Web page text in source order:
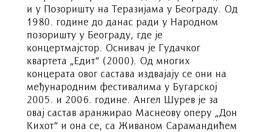
и у Позоришту на Теразијама у Београду. Од
1980. године до данас ради у Народном
позоришту у Београду, где је
концертмајстор. Оснивач је Гудачког
квартета „Едит“ (2000). Од многих
концерата овог састава издвајају се они на
међународним фестивалима у Бугарској
2005. и 2006. године. Ангел Шурев је за
овај састав аранжирао Маснеову оперу „Дон
Кихот“ и она се, са Живаном Сарамандићем